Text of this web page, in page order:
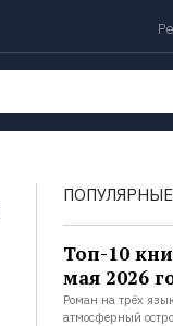
Топ-10
мая 2026
Роман на трёх
атмосферный